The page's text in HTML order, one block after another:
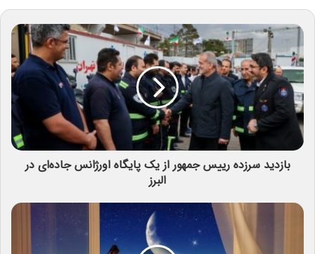
بازدید سرزده رییس جمهور از یک پایگاه‌ اورژانس جاده‌ای در
البرز